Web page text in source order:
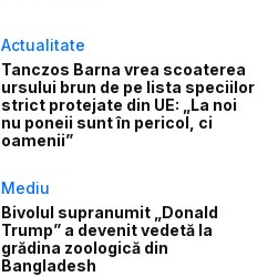
Actualitate
Tanczos Barna vrea scoaterea
ursului brun de pe lista speciilor
strict protejate din UE: „La noi
nu poneii sunt în pericol, ci
oamenii”
Mediu
Bivolul supranumit „Donald
Trump” a devenit vedetă la
grădina zoologică din
Bangladesh